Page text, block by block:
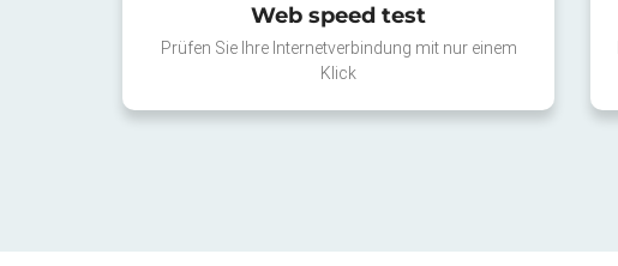
Web speed test
Prüfen Sie Ihre Internetverbindung mit nur einem
Klick